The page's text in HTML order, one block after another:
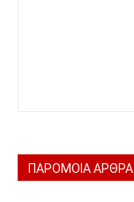
ΠΑΡΟΜΟΙΑ ΑΡΘΡΑ